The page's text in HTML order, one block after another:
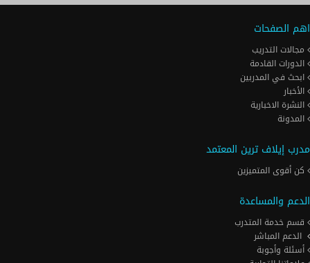
اهم الصفحات
مجالات التدريب
الدورات القادمة
ابحث في المدربين
الأخبار
النشرة الاخبارية
المدونة
مدرب إيلاف ترين المعتمد
كن أقوى المتميزين
الدعم والمساعدة
قسم خدمة المتدرب
الدعم المباشر
أسئلة وأجوبة